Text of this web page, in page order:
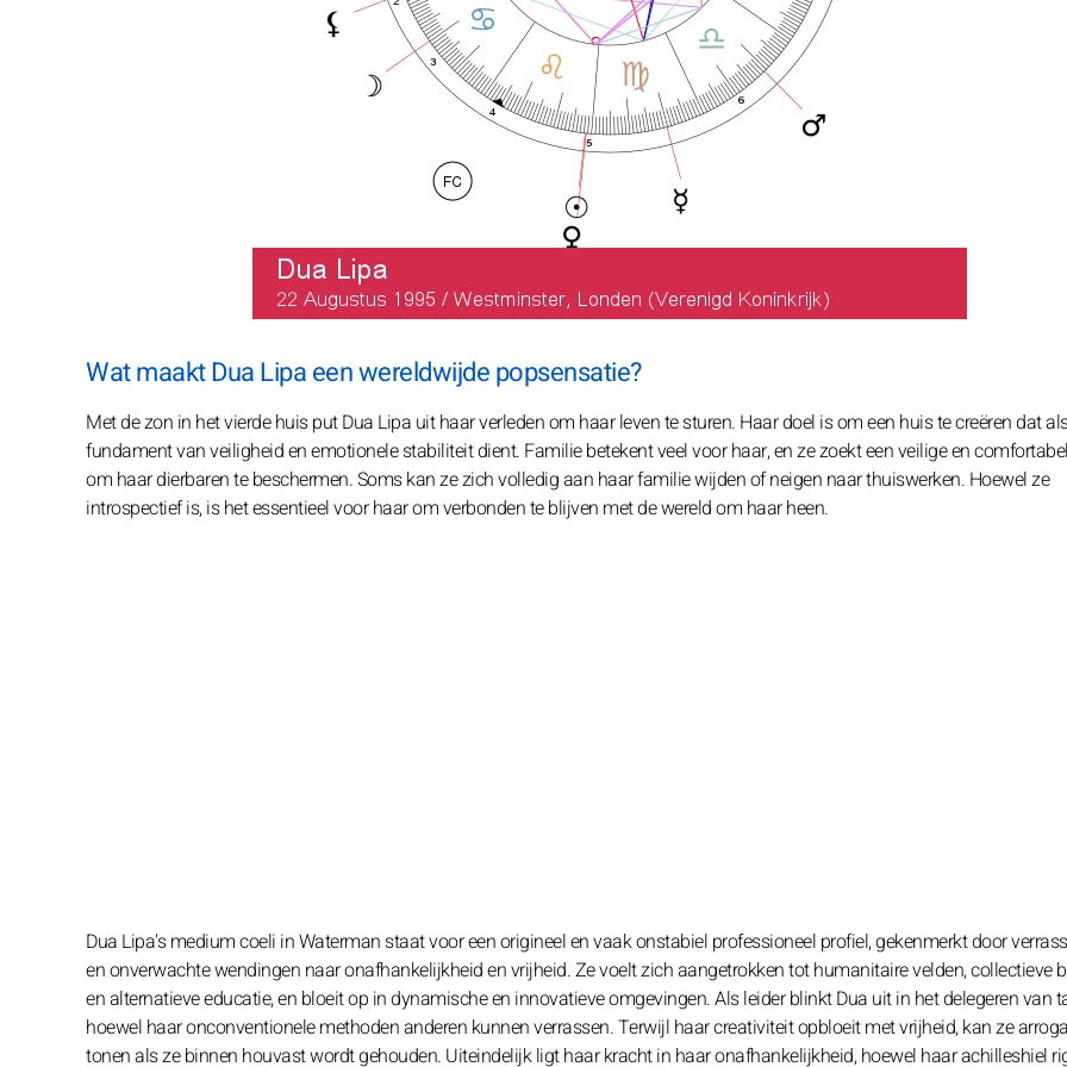
Wat maakt Dua Lipa een wereldwijde popsensatie?
Met de zon in het vierde huis put Dua Lipa uit haar verleden om haar leven te sturen. Haar doel is om een huis te creëren dat
fundament van veiligheid en emotionele stabiliteit dient. Familie betekent veel voor haar, en ze zoekt een veilige en
om haar dierbaren te beschermen. Soms kan ze zich volledig aan haar familie wijden of neigen naar thuiswerken. Hoewel ze
introspectief is, is het essentieel voor haar om verbonden te blijven met de wereld om haar heen.
Dua Lipa's medium coeli in Waterman staat voor een origineel en vaak onstabiel professioneel profiel, gekenmerkt door
en onverwachte wendingen naar onafhankelijkheid en vrijheid. Ze voelt zich aangetrokken tot humanitaire velden, collectieve
en alternatieve educatie, en bloeit op in dynamische en innovatieve omgevingen. Als leider blinkt Dua uit in het delegeren van
hoewel haar onconventionele methoden anderen kunnen verrassen. Terwijl haar creativiteit opbloeit met vrijheid, kan ze
tonen als ze binnen houvast wordt gehouden. Uiteindelijk ligt haar kracht in haar onafhankelijkheid, hoewel haar achilleshiel